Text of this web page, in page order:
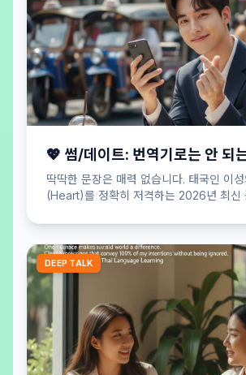
💖 썸/데이트: 번역기로는 안 되
딱딱한 문장은 매력 없습니다. 태국인 이
(Heart)를 정확히 저격하는 2026년 최신
DEEP TALK